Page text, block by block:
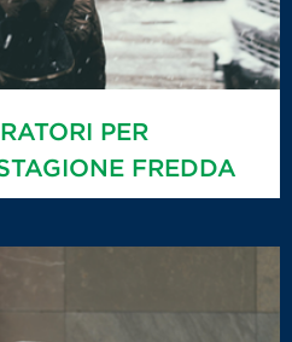
PER
FREDDA